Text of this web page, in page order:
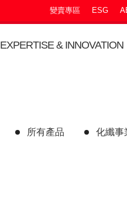
變賣專區 ESG
EXPERTISE & INNOVATION
所有產品 化纖事